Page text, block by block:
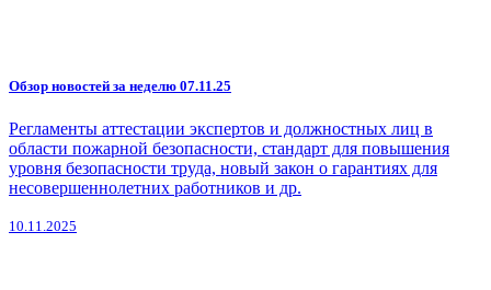
Обзор новостей за неделю 07.11.25
Регламенты аттестации экспертов и должностных лиц в
области пожарной безопасности, стандарт для повышения
уровня безопасности труда, новый закон о гарантиях для
несовершеннолетних работников и др.
10.11.2025